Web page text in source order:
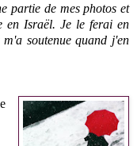
partie de mes photos et
en Israël. Je le ferai en
soutenue quand j'en